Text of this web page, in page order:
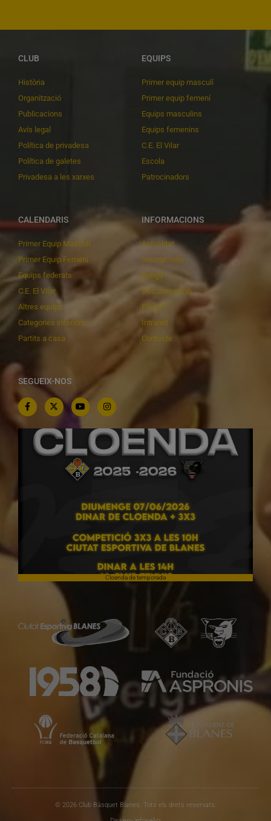
CLUB
Història
Organització
Publicacions
Avís legal
Política de privadesa
Política de galetes
Privadesa a les xarxes
EQUIPS
Primer equip masculí
Primer equip femení
Equips masculins
Equips femenins
C.E. El Vilar
Escola
Patrocinadors
CALENDARIS
Primer Equip Masculí
Primer Equip Femení
Equips federats
C.E. El Vilar
Altres equips
Categories inferiors
Partits a casa
INFORMACIONS
Actualitat
Inscripcions
Botiga
Documentació
Playoff
Intranet
Contacte
SEGUEIX-NOS
Cloenda de temporada
© 2026 Club Bàsquet Blanes. Tots els drets reservats.